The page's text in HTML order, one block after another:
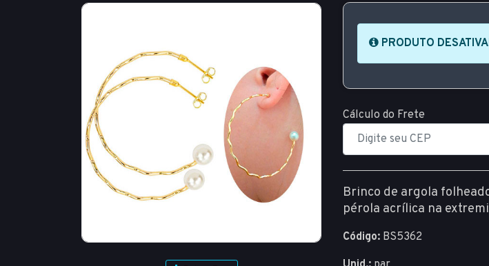
PRODUTO
Cálculo do Frete
Brinco de argola
pérola acrílica na
Código: BS5362